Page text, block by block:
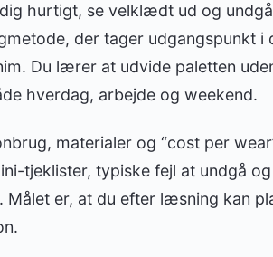
hurtigt, se velklædt ud og
der tager udgangspunkt i
Du lærer at udvide paletten
hverdag, arbejde og weekend.
materialer og “cost per
tjeklister, typiske fejl at undgå
Målet er, at du efter læsning kan